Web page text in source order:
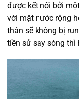
được kết nối bởi
với mặt nước rộng
thân sẽ không bị
tiền sử say sóng thì